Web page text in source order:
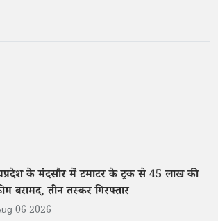
के मंदसौर में टमाटर के ट्रक से 45 लाख की
बरामद, तीन तस्कर गिरफ्तार
06 2026